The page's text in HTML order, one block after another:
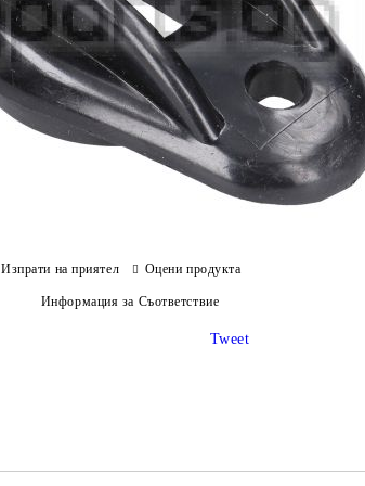
Изпрати на приятел Оцени продукта
Информация за Съответствие
Tweet